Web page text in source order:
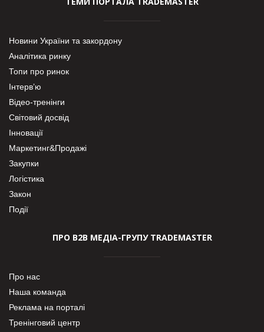
Новини України та закордону
Аналітика ринку
Топи про ринок
Інтерв’ю
Відео-тренінги
Світовий досвід
Інновації
Маркетинг&Продажі
Закупки
Логістика
Закон
Події
ПРО В2В МЕДІА-ГРУПУ TRADEMASTER
Про нас
Наша команда
Реклама на порталі
Тренінговий центр